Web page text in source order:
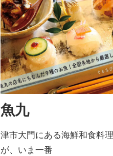
魚九
津市大門にある海鮮和食料
が、いま一番